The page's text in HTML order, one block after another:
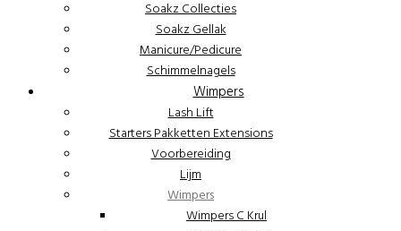
Soakz Collecties
Soakz Gellak
Manicure/Pedicure
Schimmelnagels
Wimpers
Lash Lift
Starters Pakketten Extensions
Voorbereiding
Lijm
Wimpers
Wimpers C Krul